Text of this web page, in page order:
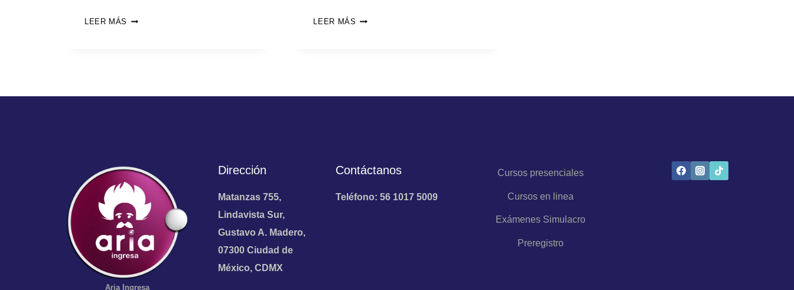
LEER MÁS LEER MÁS
Aria Ingresa
Dirección
Matanzas 755,
Lindavista Sur,
Gustavo A. Madero,
07300 Ciudad de
México, CDMX
Contáctanos
Teléfono: 56 1017 5009
Cursos presenciales
Cursos en linea
Exámenes Simulacro
Preregistro